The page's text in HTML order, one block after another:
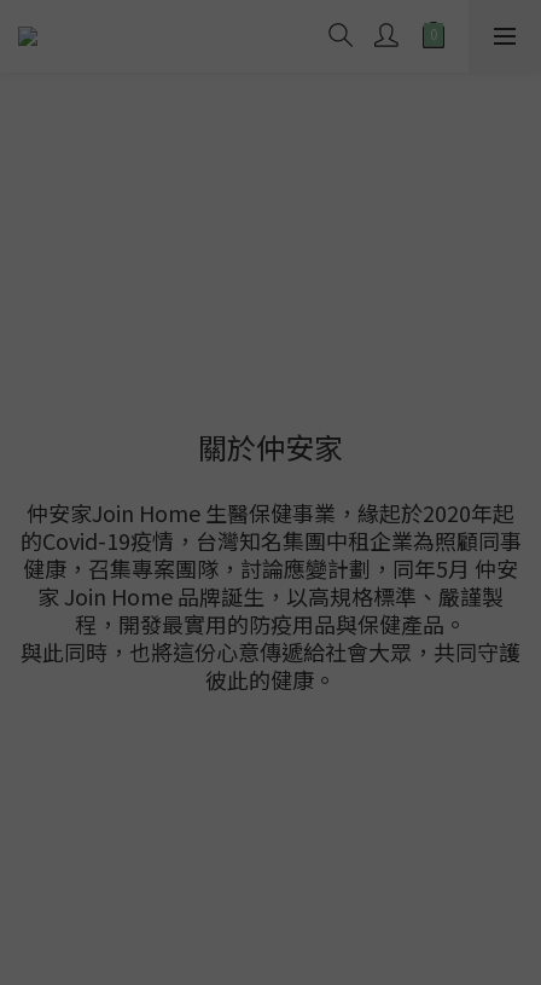
關於仲安家
仲安家Join Home 生醫保健事業，緣起於2020年起
的Covid-19疫情，台灣知名集團中租企業為照顧同事
健康，召集專案團隊，討論應變計劃，同年5月 仲安
家 Join Home 品牌誕生，以高規格標準、嚴謹製
程，開發最實用的防疫用品與保健產品。
與此同時，也將這份心意傳遞給社會大眾，共同守護
彼此的健康。